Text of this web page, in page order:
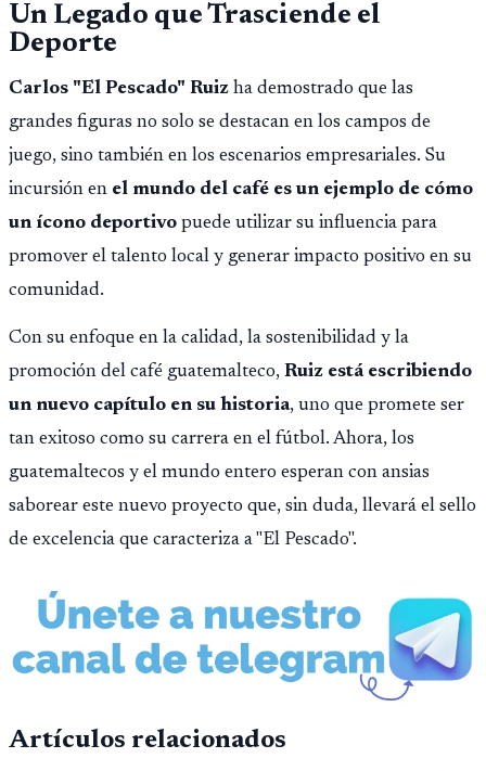
Un Legado que Trasciende el
Deporte
Carlos "El Pescado" Ruiz ha demostrado que las
grandes figuras no solo se destacan en los campos de
juego, sino también en los escenarios empresariales. Su
incursión en el mundo del café es un ejemplo de cómo
un ícono deportivo puede utilizar su influencia para
promover el talento local y generar impacto positivo en su
comunidad.
Con su enfoque en la calidad, la sostenibilidad y la
promoción del café guatemalteco, Ruiz está escribiendo
un nuevo capítulo en su historia, uno que promete ser
tan exitoso como su carrera en el fútbol. Ahora, los
guatemaltecos y el mundo entero esperan con ansias
saborear este nuevo proyecto que, sin duda, llevará el sello
de excelencia que caracteriza a "El Pescado".
Artículos relacionados